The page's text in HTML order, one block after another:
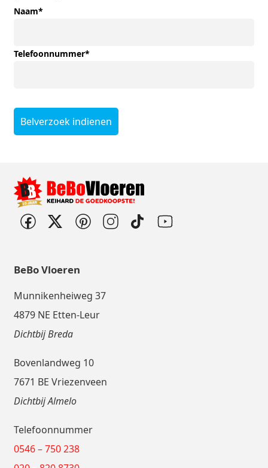
Naam*
Telefoonnummer*
Belverzoek indienen
BeBo Vloeren
Munnikenheiweg 37
4879 NE Etten-Leur
Dichtbij Breda
Bovenlandweg 10
7671 BE Vriezenveen
Dichtbij Almelo
Telefoonnummer
0546 – 750 238